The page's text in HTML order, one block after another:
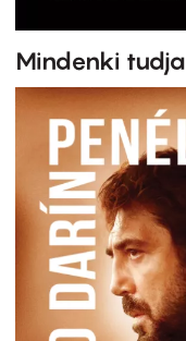
Mindenki tudja